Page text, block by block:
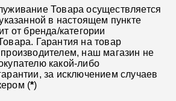
Товара осуществляется
в настоящем пункте
от бренда/категории
Гарантия на товар
наш магазин не
какой-либо
за исключением случаев
(*)